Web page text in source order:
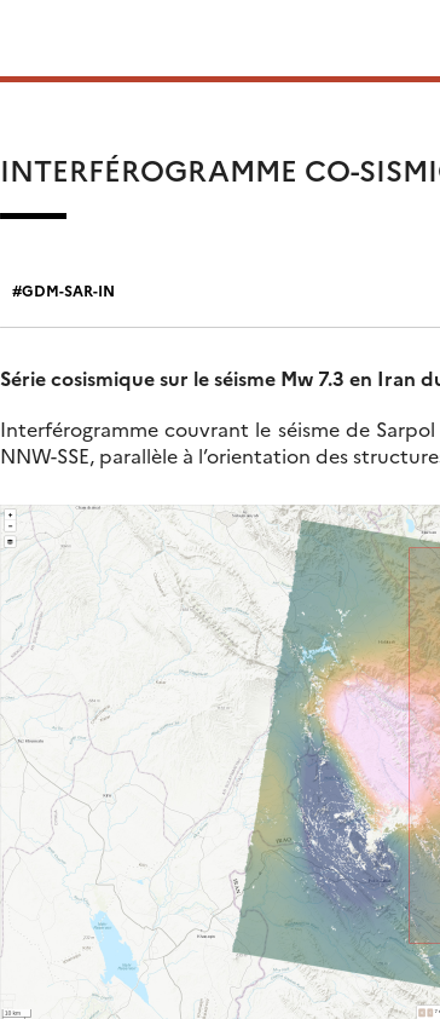
INTERFÉROGRAMME CO-
GDM-SAR-IN
Série cosismique sur le séisme Mw 7.3 en Iran
Interférogramme couvrant le séisme de
NNW-SSE, parallèle à l’orientation des